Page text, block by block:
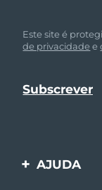
Este site é
de privacidade e
AJUDA